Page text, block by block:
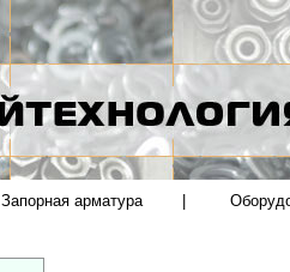
Запорная арматура